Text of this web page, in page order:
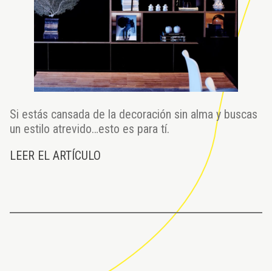
Si estás cansada de la decoración sin alma y buscas
un estilo atrevido…esto es para tí.
LEER EL ARTÍCULO